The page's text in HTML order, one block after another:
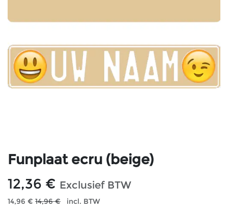
Funplaat ecru (beige)
12,36 € Exclusief BTW
14,96 € 14,96€ incl. BTW